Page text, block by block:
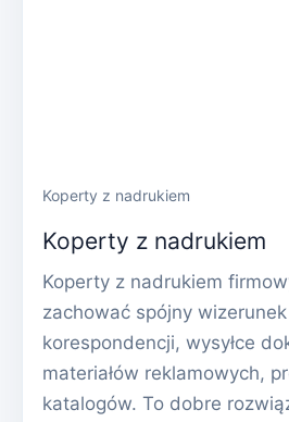
Koperty z nadrukiem
Koperty z nadrukiem
Koperty z nadrukiem
zachować spójny
korespondencji, wysyłce
materiałów reklamowych,
katalogów. To dobre